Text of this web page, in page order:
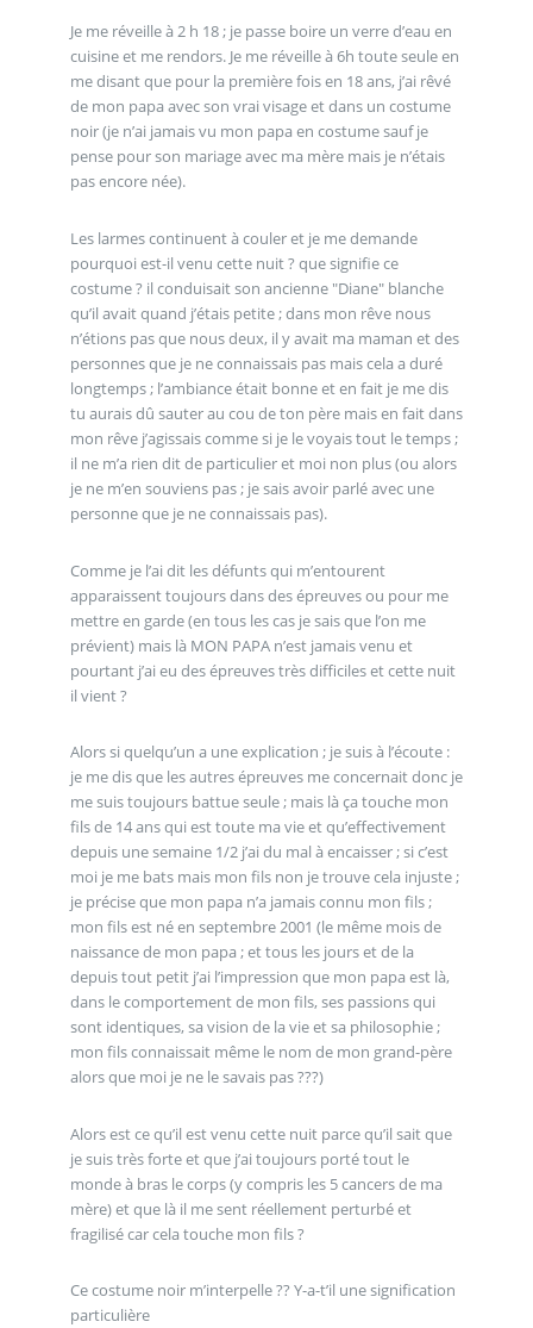
Je me réveille à 2 h 18 ; je passe boire un verre d’eau en
cuisine et me rendors. Je me réveille à 6h toute seule en
me disant que pour la première fois en 18 ans, j’ai rêvé
de mon papa avec son vrai visage et dans un costume
noir (je n’ai jamais vu mon papa en costume sauf je
pense pour son mariage avec ma mère mais je n’étais
pas encore née).
Les larmes continuent à couler et je me demande
pourquoi est-il venu cette nuit ? que signifie ce
costume ? il conduisait son ancienne "Diane" blanche
qu’il avait quand j’étais petite ; dans mon rêve nous
n’étions pas que nous deux, il y avait ma maman et des
personnes que je ne connaissais pas mais cela a duré
longtemps ; l’ambiance était bonne et en fait je me dis
tu aurais dû sauter au cou de ton père mais en fait dans
mon rêve j’agissais comme si je le voyais tout le temps ;
il ne m’a rien dit de particulier et moi non plus (ou alors
je ne m’en souviens pas ; je sais avoir parlé avec une
personne que je ne connaissais pas).
Comme je l’ai dit les défunts qui m’entourent
apparaissent toujours dans des épreuves ou pour me
mettre en garde (en tous les cas je sais que l’on me
prévient) mais là MON PAPA n’est jamais venu et
pourtant j’ai eu des épreuves très difficiles et cette nuit
il vient ?
Alors si quelqu’un a une explication ; je suis à l’écoute :
je me dis que les autres épreuves me concernait donc je
me suis toujours battue seule ; mais là ça touche mon
fils de 14 ans qui est toute ma vie et qu’effectivement
depuis une semaine 1/2 j’ai du mal à encaisser ; si c’est
moi je me bats mais mon fils non je trouve cela injuste ;
je précise que mon papa n’a jamais connu mon fils ;
mon fils est né en septembre 2001 (le même mois de
naissance de mon papa ; et tous les jours et de la
depuis tout petit j’ai l’impression que mon papa est là,
dans le comportement de mon fils, ses passions qui
sont identiques, sa vision de la vie et sa philosophie ;
mon fils connaissait même le nom de mon grand-père
alors que moi je ne le savais pas ???)
Alors est ce qu’il est venu cette nuit parce qu’il sait que
je suis très forte et que j’ai toujours porté tout le
monde à bras le corps (y compris les 5 cancers de ma
mère) et que là il me sent réellement perturbé et
fragilisé car cela touche mon fils ?
Ce costume noir m’interpelle ?? Y-a-t’il une signification
particulière